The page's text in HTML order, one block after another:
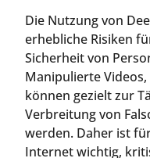
Die Nutzung von
erhebliche Risiken
Sicherheit von
Manipulierte
können gezielt zur
Verbreitung von
werden. Daher ist
Internet wichtig,